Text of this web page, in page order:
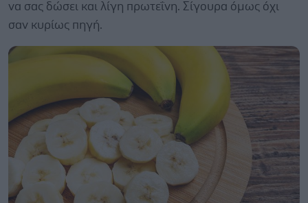
να σας δώσει και λίγη πρωτεΐνη. Σίγουρα όμως όχι
σαν κυρίως πηγή.